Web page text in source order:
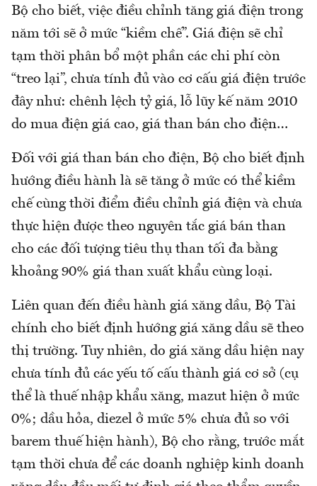
Bộ cho biết, việc điều chỉnh tăng giá điện trong
năm tới sẽ ở mức “kiềm chế”. Giá điện sẽ chỉ
tạm thời phân bổ một phần các chi phí còn
“treo lại”, chưa tính đủ vào cơ cấu giá điện trước
đây như: chênh lệch tỷ giá, lỗ lũy kế năm 2010
do mua điện giá cao, giá than bán cho điện…
Đối với giá than bán cho điện, Bộ cho biết định
hướng điều hành là sẽ tăng ở mức có thể kiềm
chế cùng thời điểm điều chỉnh giá điện và chưa
thực hiện được theo nguyên tắc giá bán than
cho các đối tượng tiêu thụ than tối đa bằng
khoảng 90% giá than xuất khẩu cùng loại.
Liên quan đến điều hành giá xăng dầu, Bộ Tài
chính cho biết định hướng giá xăng dầu sẽ theo
thị trường. Tuy nhiên, do giá xăng dầu hiện nay
chưa tính đủ các yếu tố cấu thành giá cơ sở (cụ
thể là thuế nhập khẩu xăng, mazut hiện ở mức
0%; dầu hỏa, diezel ở mức 5% chưa đủ so với
barem thuế hiện hành), Bộ cho rằng, trước mắt
tạm thời chưa để các doanh nghiệp kinh doanh